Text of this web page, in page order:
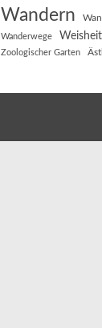
Wandern
Wanderwege
Zoologischer Garten